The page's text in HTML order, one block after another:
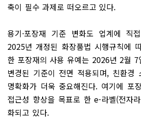
축이 필수 과제로 떠오르고 있다.
용기·포장재 기준 변화도 업계에 직
2025년 개정된 화장품법 시행규칙에
한 포장재의 사용 유예는 2026년 2월 7
변경된 기준이 전면 적용되며, 친환경
명확화가 더욱 중요해진다. 여기에 포
접근성 향상을 목표로 한 e-라벨(전자
화되고 있다.